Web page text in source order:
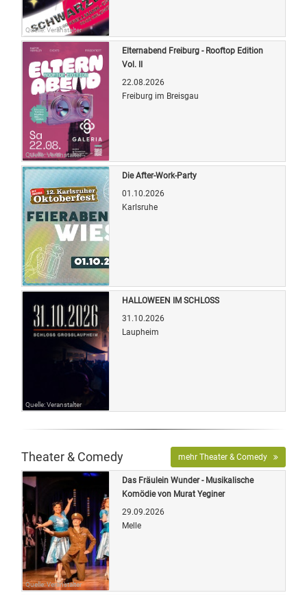
Quelle: Veranstalter
Quelle: Veranstalter
Elternabend Freiburg - Rooftop Edition
Vol. II
22.08.2026
Freiburg im Breisgau
Quelle: Veranstalter
Die After-Work-Party
01.10.2026
Karlsruhe
Quelle: Veranstalter
HALLOWEEN IM SCHLOSS
31.10.2026
Laupheim
Theater & Comedy mehr Theater & Comedy
Quelle: Veranstalter
Das Fräulein Wunder - Musikalische
Komödie von Murat Yeginer
29.09.2026
Melle